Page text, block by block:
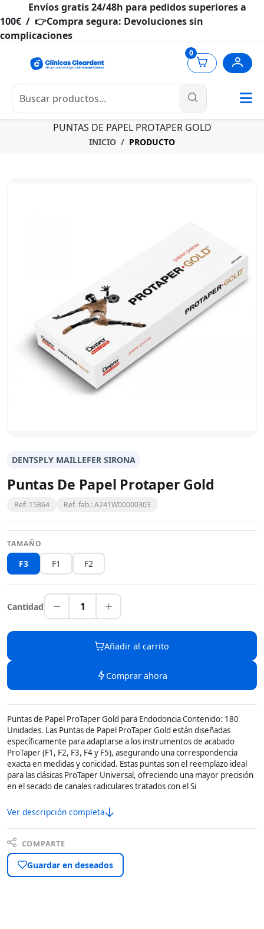
Envíos gratis 24/48h para pedidos superiores a
100€ / 👉Compra segura: Devoluciones sin
complicaciones
0
PUNTAS DE PAPEL PROTAPER GOLD
INICIO PRODUCTO
DENTSPLY MAILLEFER SIRONA
Puntas De Papel Protaper Gold
Ref: 15864 Ref. fab.: A241W00000303
TAMAÑO
F3 F1 F2
Cantidad 1
Añadir al carrito
Comprar ahora
Puntas de Papel ProTaper Gold para Endodoncia Contenido: 180
Unidades. Las Puntas de Papel ProTaper Gold están diseñadas
específicamente para adaptarse a los instrumentos de acabado
ProTaper (F1, F2, F3, F4 y F5), asegurando una correspondencia
exacta en medidas y conicidad. Estas puntas son el reemplazo ideal
para las clásicas ProTaper Universal, ofreciendo una mayor precisión
en el secado de canales radiculares tratados con el Si
Ver descripción completa
COMPARTE
Guardar en deseados